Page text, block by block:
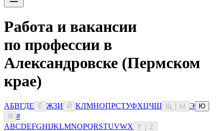
Работа и вакансии
по профессии в
Александровске (Пермском
крае)
АБВГДЕ Ё ЖЗИ Й КЛМНОПРСТУФХЦЧШ Ы Э
Ю
Я
#
ABCDEFGHIJKLMNOPQRSTUVWX Y Z